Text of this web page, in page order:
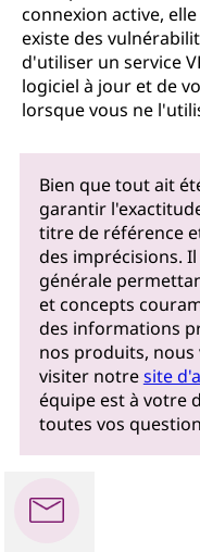
connexion active,
existe des
d'utiliser un service
logiciel à jour et de
lorsque vous ne
Bien que tout ait
garantir
titre de référence
des imprécisions.
générale
et concepts
des informations
nos produits,
visiter notresite
équipe est à votre
toutes vos